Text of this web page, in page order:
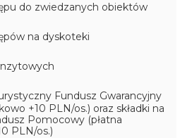
do zwiedzanych obiektów
na dyskoteki
Fundusz Gwarancyjny
+10 PLN/os.) oraz składki na
Pomocowy (płatna
PLN/os.)